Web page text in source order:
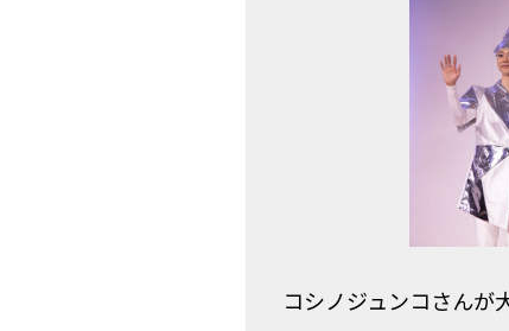
コシノジュンコさんが